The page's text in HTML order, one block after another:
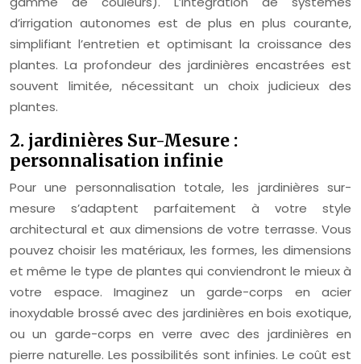
d’irrigation autonomes est de plus en plus courante,
simplifiant l’entretien et optimisant la croissance des
plantes. La profondeur des jardinières encastrées est
souvent limitée, nécessitant un choix judicieux des
plantes.
2. jardinières Sur-Mesure :
personnalisation infinie
Pour une personnalisation totale, les jardinières sur-
mesure s’adaptent parfaitement à votre style
architectural et aux dimensions de votre terrasse. Vous
pouvez choisir les matériaux, les formes, les dimensions
et même le type de plantes qui conviendront le mieux à
votre espace. Imaginez un garde-corps en acier
inoxydable brossé avec des jardinières en bois exotique,
ou un garde-corps en verre avec des jardinières en
pierre naturelle. Les possibilités sont infinies. Le coût est